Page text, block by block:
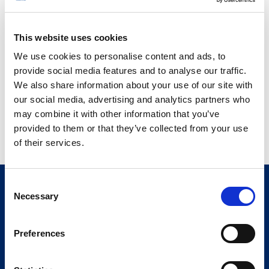
This website uses cookies
We use cookies to personalise content and ads, to
provide social media features and to analyse our traffic.
We also share information about your use of our site with
our social media, advertising and analytics partners who
may combine it with other information that you’ve
provided to them or that they’ve collected from your use
of their services.
Selection
Necessary
Preferences
Technologies overview
Turnkey systems
Customer services